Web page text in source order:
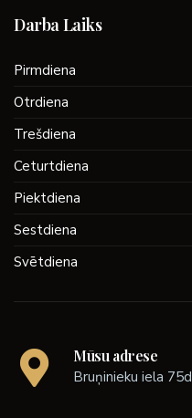
Darba Laiks
Pirmdiena
Otrdiena
Trešdiena
Ceturtdiena
Piektdiena
Sestdiena
Svētdiena
Mūsu adrese
Bruņinieku iela 75d